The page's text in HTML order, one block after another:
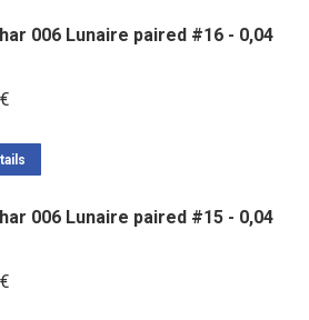
006 Lunaire paired #16 - 0,04
€
006 Lunaire paired #15 - 0,04
€